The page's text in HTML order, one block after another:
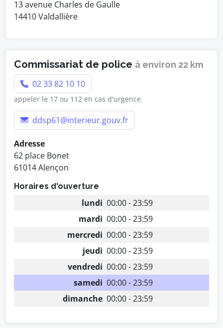
13 avenue Charles de Gaulle
14410 Valdallière
Commissariat de police à environ 22 km
02 33 82 10 10
appeler le 17 ou 112 en cas d'urgence
ddsp61@interieur.gouv.fr
Adresse
62 place Bonet
61014 Alençon
Horaires d'ouverture
lundi 00:00 - 23:59
mardi 00:00 - 23:59
mercredi 00:00 - 23:59
jeudi 00:00 - 23:59
vendredi 00:00 - 23:59
samedi 00:00 - 23:59
dimanche 00:00 - 23:59